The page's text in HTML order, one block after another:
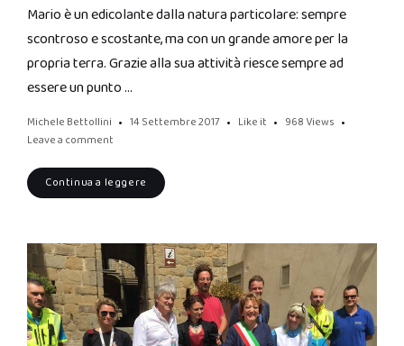
Mario è un edicolante dalla natura particolare: sempre
scontroso e scostante, ma con un grande amore per la
propria terra. Grazie alla sua attività riesce sempre ad
essere un punto …
Michele Bettollini 14 Settembre 2017 Like it 968 Views
Leave a comment
Continua a leggere